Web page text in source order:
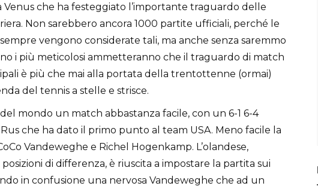
Venus che ha festeggiato l’importante traguardo delle
Non sarebbero ancora 1000 partite ufficiali, perché le
vengono considerate tali, ma anche senza saremmo
i più meticolosi ammetteranno che il traguardo di match
è più che mai alla portata della trentottenne (ormai)
del tennis a stelle e strisce.
mondo un match abbastanza facile, con un 6-1 6-4
che ha dato il primo punto al team USA. Meno facile la
Vandeweghe e Richel Hogenkamp. L’olandese,
di differenza, è riuscita a impostare la partita sui
in confusione una nervosa Vandeweghe che ad un